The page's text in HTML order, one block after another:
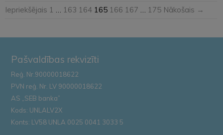
Iepriekšējais 1 … 163 164 165 166 167 … 175 Nākošais →
Pašvaldības rekvizīti
Reģ. Nr.90000018622
PVN reģ. Nr. LV 90000018622
AS „SEB banka”
Kods: UNLALV2X
Konts: LV58 UNLA 0025 0041 3033 5